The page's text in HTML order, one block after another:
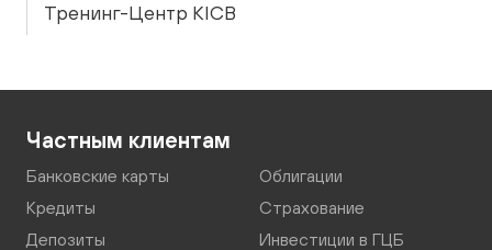
Тренинг-Центр KICB
Частным клиентам
Банковские карты
Кредиты
Депозиты
Облигации
Страхование
Инвестиции в ГЦБ